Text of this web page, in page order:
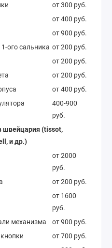
от 300 руб.
от 400 руб.
от 900 руб.
ого сальника от 200 руб.
от 200 руб.
от 200 руб.
от 400 руб.
400-900
руб.
швейцария (tissot,
и др.)
от 2000
руб.
от 200 руб.
от 1600
руб.
механизма
от 900 руб.
от 700 руб.